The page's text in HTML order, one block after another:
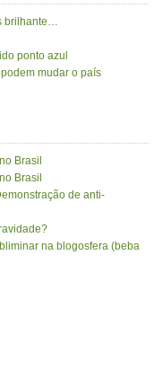
brilhante…
ponto azul
mudar o país
Brasil
Brasil
de anti-
na blogosfera (beba